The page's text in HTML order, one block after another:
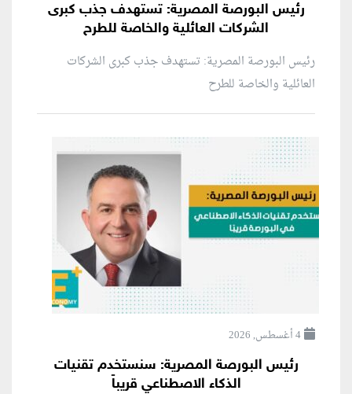
رئيس البورصة المصرية: تستهدف جذب كبرى
الشركات العائلية والخاصة للطرح
رئيس البورصة المصرية: تستهدف جذب كبرى الشركات
العائلية والخاصة للطرح
4 أغسطس, 2026
رئيس البورصة المصرية: سنستخدم تقنيات
الذكاء الاصطناعي قريباً